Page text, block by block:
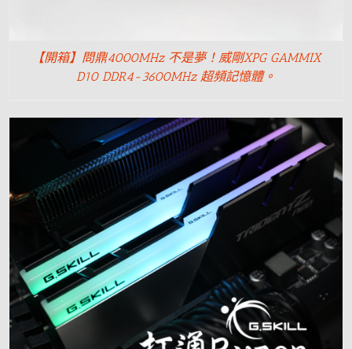
【開箱】問鼎4000MHz 不是夢！威剛XPG GAMMIX
D10 DDR4-3600MHz 超頻記憶體。